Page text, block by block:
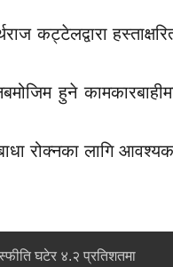
कट्टेलद्वारा
हुने
रोक्नका लागि
घटेर ४.२ प्रतिशतमा